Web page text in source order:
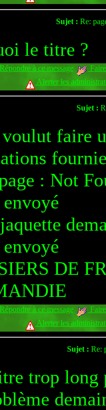
Sujet : Re:
le titre ?
Répondre à ce message
Alerter les
Sujet :
faire
: Not
DE
Répondre à ce message
Alerter les
Sujet : Re:
trop long